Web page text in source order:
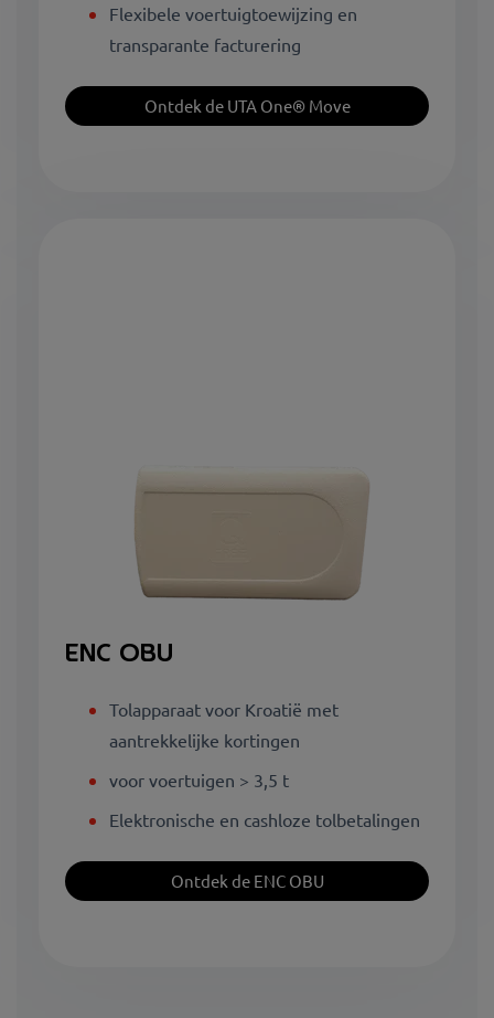
Flexibele voertuigtoewijzing en
transparante facturering
Ontdek de UTA One® Move
ENC OBU
Tolapparaat voor Kroatië met
aantrekkelijke kortingen
voor voertuigen > 3,5 t
Elektronische en cashloze tolbetalingen
Ontdek de ENC OBU